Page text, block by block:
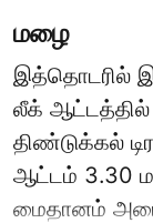
மழை
இத்தொடரில்
லீக் ஆட்டத்தில்
திண்டுக்கல்
ஆட்டம் 3.30
மைதானம்